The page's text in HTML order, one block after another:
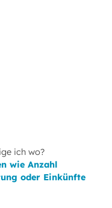
ich wo?
wie Anzahl
oder Einkünfte